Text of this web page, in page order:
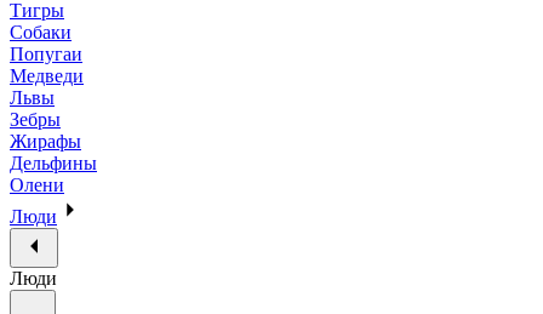
Тигры
Собаки
Попугаи
Медведи
Львы
Зебры
Жирафы
Дельфины
Олени
Люди
Люди